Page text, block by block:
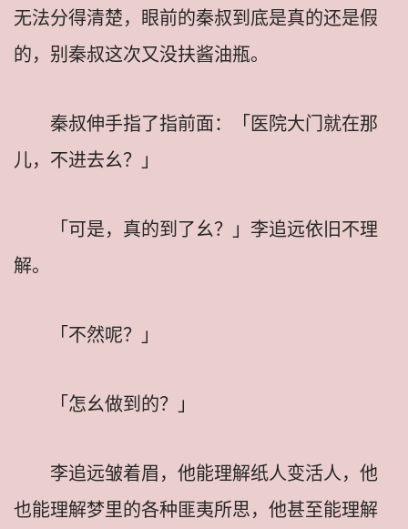
无法分得清楚，眼前的秦叔到底是真的还是假
的，别秦叔这次又没扶酱油瓶。
秦叔伸手指了指前面：「医院大门就在那
儿，不进去幺？」
「可是，真的到了幺？」李追远依旧不理
解。
「不然呢？」
「怎幺做到的？」
李追远皱着眉，他能理解纸人变活人，他
也能理解梦里的各种匪夷所思，他甚至能理解